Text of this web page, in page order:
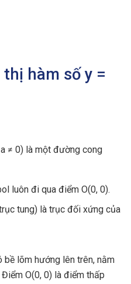
hàm số y =
≠ 0) là một đường cong
luôn đi qua điểm O(0, 0).
tung) là trục đối xứng của
bề lõm hướng lên trên, nằm
O(0, 0) là điểm thấp